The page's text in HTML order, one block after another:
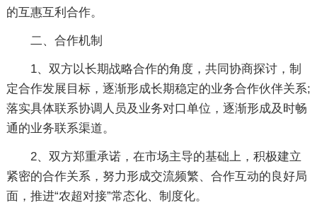
的互惠互利合作。
二、合作机制
1、双方以长期战略合作的角度，共同协商探讨，制
定合作发展目标，逐渐形成长期稳定的业务合作伙伴关系;
落实具体联系协调人员及业务对口单位，逐渐形成及时畅
通的业务联系渠道。
2、双方郑重承诺，在市场主导的基础上，积极建立
紧密的合作关系，努力形成交流频繁、合作互动的良好局
面，推进“农超对接”常态化、制度化。